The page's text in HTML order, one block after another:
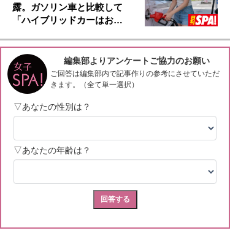
露。ガソリン車と比較して
「ハイブリッドカーはお…